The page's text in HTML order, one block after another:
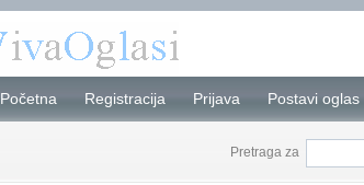
Početna Registracija Prijava Postavi oglas
Pretraga za